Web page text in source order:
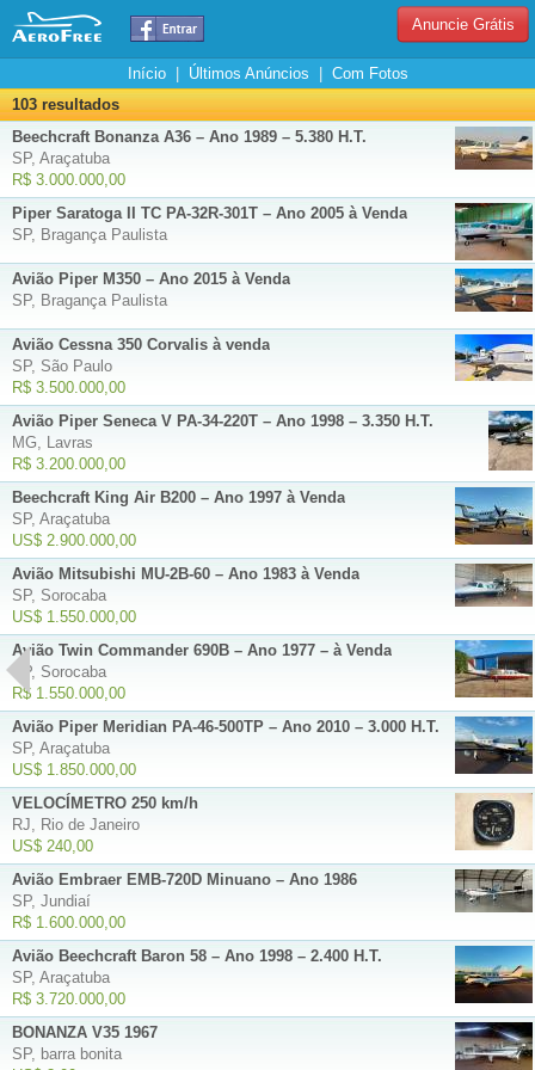
Anuncie Grátis
Início| Últimos Anúncios
Com Fotos
103 resultados
Beechcraft Bonanza A36 – Ano 1989 – 5.380 H.T.
SP, Araçatuba
R$ 3.000.000,00
Piper Saratoga II TC PA-32R-301T – Ano 2005 à Venda
SP, Bragança Paulista
Avião Piper M350 – Ano 2015 à Venda
SP, Bragança Paulista
Avião Cessna 350 Corvalis à venda
SP, São Paulo
R$ 3.500.000,00
Avião Piper Seneca V PA-34-220T – Ano 1998 – 3.350 H.T.
MG, Lavras
R$ 3.200.000,00
Beechcraft King Air B200 – Ano 1997 à Venda
SP, Araçatuba
US$ 2.900.000,00
Avião Mitsubishi MU-2B-60 – Ano 1983 à Venda
SP, Sorocaba
US$ 1.550.000,00
Avião Twin Commander 690B – Ano 1977 – à Venda
SP, Sorocaba
R$ 1.550.000,00
Avião Piper Meridian PA-46-500TP – Ano 2010 – 3.000 H.T.
SP, Araçatuba
US$ 1.850.000,00
VELOCÍMETRO 250 km/h
RJ, Rio de Janeiro
US$ 240,00
Avião Embraer EMB-720D Minuano – Ano 1986
SP, Jundiaí
R$ 1.600.000,00
Avião Beechcraft Baron 58 – Ano 1998 – 2.400 H.T.
SP, Araçatuba
R$ 3.720.000,00
BONANZA V35 1967
SP, barra bonita